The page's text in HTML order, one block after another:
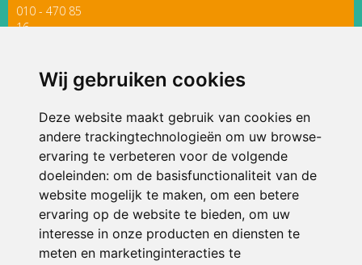
Wij gebruiken cookies
Deze website maakt gebruik van cookies en
andere trackingtechnologieën om uw browse-
ervaring te verbeteren voor de volgende
doeleinden: om de basisfunctionaliteit van de
website mogelijk te maken, om een betere
ervaring op de website te bieden, om uw
interesse in onze producten en diensten te
meten en marketinginteracties te
010 - 470 85
16
ONDERDEEL VAN
© 2026 Avonturijn | Alle rechten voorbehouden